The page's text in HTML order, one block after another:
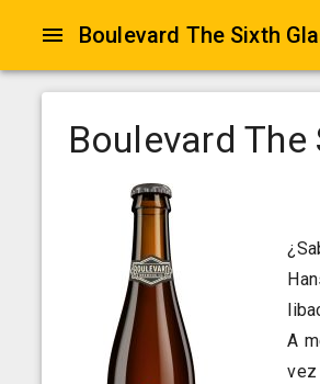
Boulevard The Sixth
Boulevard
A
vez